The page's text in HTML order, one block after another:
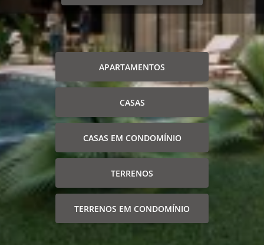
APARTAMENTOS
CASAS
CASAS EM CONDOMÍNIO
TERRENOS
TERRENOS EM CONDOMÍNIO